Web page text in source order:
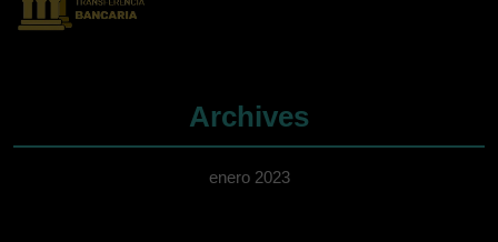
Archives
enero 2023